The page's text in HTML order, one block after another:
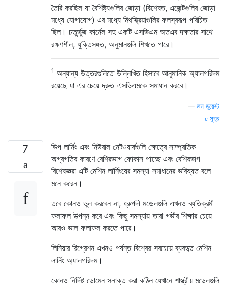
তৈরি করছিল যা বৈশিষ্ট্যগুলির জোড়া (বিশেষত, এজেন্টগুলির জোড়া
মধ্যে যোগাযোগ) এর মধ্যে মিথস্ক্রিয়াগুলির ফলস্বরূপ পরিচিত
ছিল। চতুর্ভুজ কার্নেল সহ একটি এসভিএম অতএব দক্ষতার সাথে
রক্ষণশীল, যুক্তিসঙ্গত, অনুমানগুলি শিখতে পারে।
1 অন্যান্য উত্তরগুলিতে উল্লিখিত হিসাবে আনুমানিক অ্যালগরিদম
রয়েছে যা এর চেয়ে দ্রুত এসভিএমকে সমাধান করবে।
জন ডুয়েস্ট
সূত্র
7
ডিপ লার্নিং এবং নিউরাল নেটওয়ার্কগুলি ক্ষেত্রে সাম্প্রতিক
অগ্রগতির কারণে বেশিরভাগ ফোকাস পাচ্ছে এবং বেশিরভাগ
বিশেষজ্ঞরা এটি মেশিন লার্নিংয়ের সমস্যা সমাধানের ভবিষ্যত বলে
মনে করেন।
তবে কোনও ভুল করবেন না, ধ্রুপদী মডেলগুলি এখনও ব্যতিক্রমী
ফলাফল উত্পন্ন করে এবং কিছু সমস্যায় তারা গভীর শিক্ষার চেয়ে
আরও ভাল ফলাফল করতে পারে।
লিনিয়ার রিগ্রেশন এখনও পর্যন্ত বিশ্বের সবচেয়ে ব্যবহৃত মেশিন
লার্নিং অ্যালগরিদম।
কোনও নির্দিষ্ট ডোমেন সনাক্ত করা কঠিন যেখানে শাস্ত্রীয় মডেলগুলি